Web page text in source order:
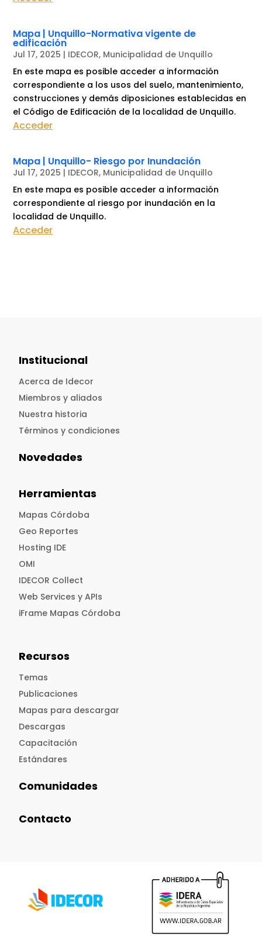
Mapa | Unquillo-Normativa vigente de
edificación
Jul 17, 2025 | IDECOR, Municipalidad de Unquillo
En este mapa es posible acceder a información
correspondiente a los usos del suelo, mantenimiento,
construcciones y demás diposiciones establecidas en
el Código de Edificación de la localidad de Unquillo.
Acceder
Mapa | Unquillo- Riesgo por Inundación
Jul 17, 2025 | IDECOR, Municipalidad de Unquillo
En este mapa es posible acceder a información
correspondiente al riesgo por inundación en la
localidad de Unquillo.
Acceder
Institucional
Acerca de Idecor
Miembros y aliados
Nuestra historia
Términos y condiciones
Novedades
Herramientas
Mapas Córdoba
Geo Reportes
Hosting IDE
OMI
IDECOR Collect
Web Services y APIs
iFrame Mapas Córdoba
Recursos
Temas
Publicaciones
Mapas para descargar
Descargas
Capacitación
Estándares
Comunidades
Contacto